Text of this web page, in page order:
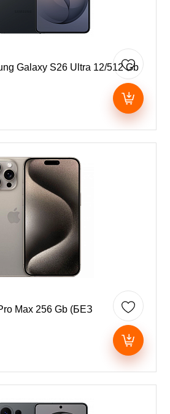
Galaxy S26 Ultra 12/512 Gb
Max 256 Gb (БЕЗ